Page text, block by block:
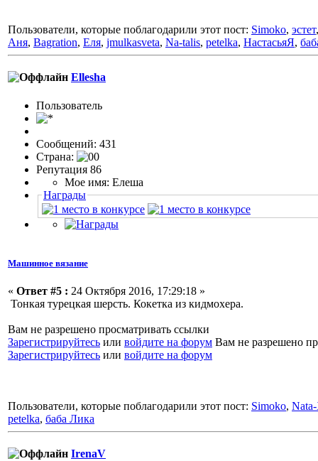
Пользователи, которые поблагодарили этот пост: Simoko, эстет
Аня, Bagration, Еля, jmulkasveta, Na-talis, petelka, НастасьяЯ,
Ellesha
Пользовaтeль
Сообщений: 431
Страна:
Репутация 86
Мое имя: Елеша
Награды
Машинное вязание
« Ответ #5 : 24 Октября 2016, 17:29:18 »
Тонкая турецкая шерсть. Кокетка из кидмохера.
Вам не разрешено просматривать ссылки
Зарегистрируйтесь или войдите на форум Вам не разрешено
Зарегистрируйтесь или войдите на форум
Пользователи, которые поблагодарили этот пост: Simoko,
petelka, баба Лика
IrenaV